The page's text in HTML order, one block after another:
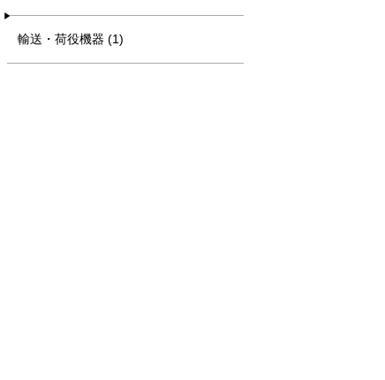
輸送・荷役機器 (1)